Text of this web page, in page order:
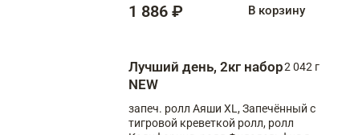
1 886 ₽ В корзину
Лучший день, 2кг набор
NEW
2 042 г
запеч. ролл Аяши XL, Запечённый с
тигровой креветкой ролл, ролл